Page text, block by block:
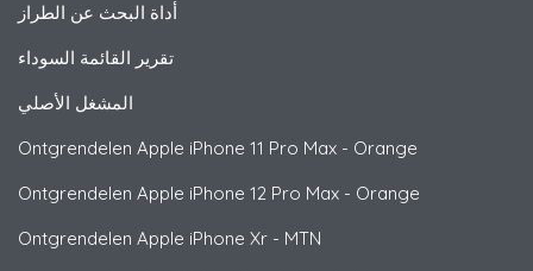
أداة البحث عن الطراز
تقرير القائمة السوداء
المشغل الأصلي
Ontgrendelen Apple iPhone 11 Pro Max - Orange
Ontgrendelen Apple iPhone 12 Pro Max - Orange
Ontgrendelen Apple iPhone Xr - MTN